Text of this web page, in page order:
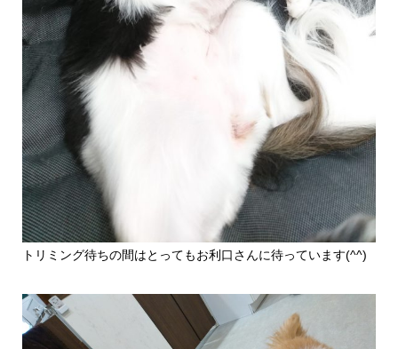
トリミング待ちの間はとってもお利口さんに待っています(^^)